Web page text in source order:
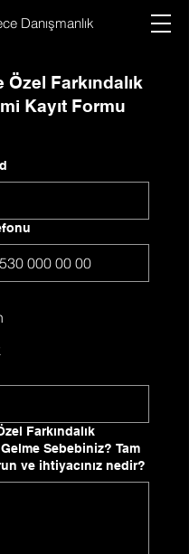
Danışmanlık
Özel Farkındalık
Kayıt Formu
Farkındalık
Sebebiniz? Tam
ve ihtiyacınız nedir?